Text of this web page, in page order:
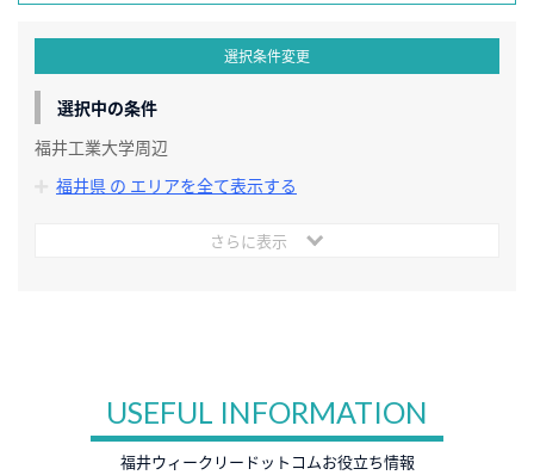
選択条件変更
選択中の条件
福井工業大学周辺
福井県 の エリアを全て表示する
さらに表示
USEFUL INFORMATION
福井ウィークリードットコムお役立ち情報